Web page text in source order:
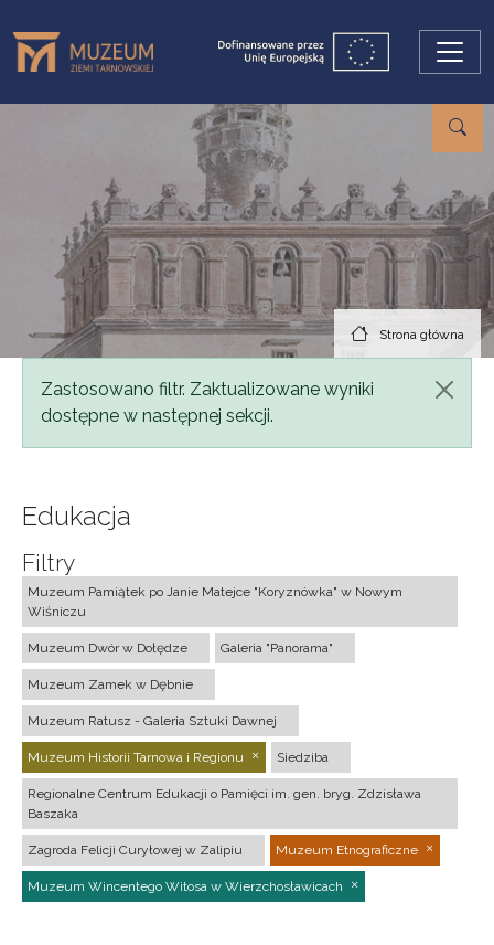
Strona główna
Komunikat
Zastosowano filtr. Zaktualizowane wyniki
dostępne w następnej sekcji.
Edukacja
Filtry
Muzeum Pamiątek po Janie Matejce "Koryznówka" w Nowym
Wiśniczu
Muzeum Dwór w Dołędze Galeria "Panorama"
Muzeum Zamek w Dębnie
Muzeum Ratusz - Galeria Sztuki Dawnej
Muzeum Historii Tarnowa i Regionu Siedziba
Regionalne Centrum Edukacji o Pamięci im. gen. bryg. Zdzisława
Baszaka
Zagroda Felicji Curyłowej w Zalipiu Muzeum Etnograficzne
Muzeum Wincentego Witosa w Wierzchosławicach